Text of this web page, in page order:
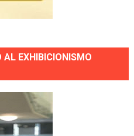
AL EXHIBICIONISMO